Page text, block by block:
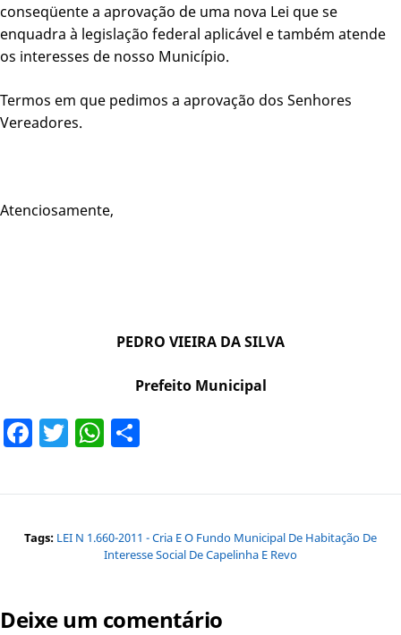
conseqüente a aprovação de uma nova Lei que se
enquadra à legislação federal aplicável e também atende
os interesses de nosso Município.
Termos em que pedimos a aprovação dos Senhores
Vereadores.
Atenciosamente,
PEDRO VIEIRA DA SILVA
Prefeito Municipal
Facebook
TwitterWhatsApp
Tags: LEI N 1.660-2011 - Cria E O Fundo Municipal De Habitação De
Interesse Social De Capelinha E Revo
Deixe um comentário